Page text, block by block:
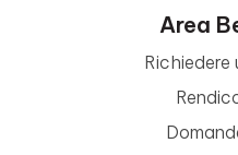
Area